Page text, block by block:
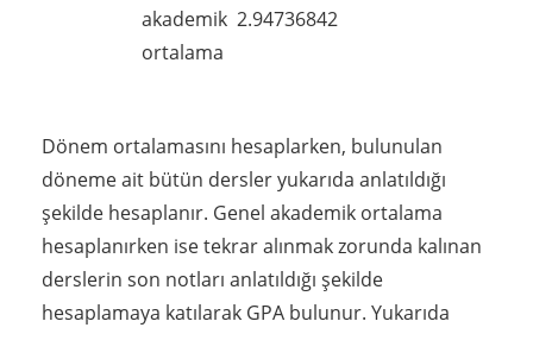
akademik
ortalama
2.94736842
Dönem ortalamasını hesaplarken, bulunulan
döneme ait bütün dersler yukarıda anlatıldığı
şekilde hesaplanır. Genel akademik ortalama
hesaplanırken ise tekrar alınmak zorunda kalınan
derslerin son notları anlatıldığı şekilde
hesaplamaya katılarak GPA bulunur. Yukarıda